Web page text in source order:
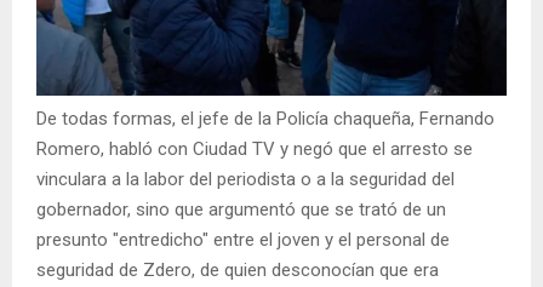
De todas formas, el jefe de la Policía chaqueña, Fernando
Romero, habló con Ciudad TV y negó que el arresto se
vinculara a la labor del periodista o a la seguridad del
gobernador, sino que argumentó que se trató de un
presunto "entredicho" entre el joven y el personal de
seguridad de Zdero, de quien desconocían que era